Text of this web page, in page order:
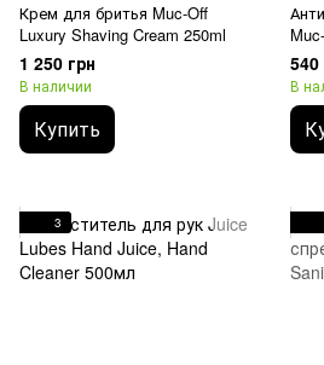
Крем для бритья Muc-Off
Luxury Shaving Cream 250ml
1 250 грн
В наличии
Купить
540
В
3